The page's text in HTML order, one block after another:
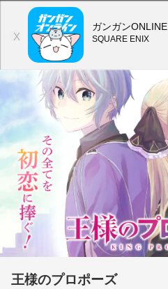
王様のプロポーズ
X
ガンガンONLINE
SQUARE ENIX